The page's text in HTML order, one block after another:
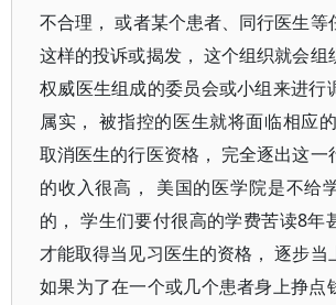
不合理， 或者某个患者、同行医生等
这样的投诉或揭发， 这个组织就会组
权威医生组成的委员会或小组来进行
属实， 被指控的医生就将面临相应
取消医生的行医资格， 完全逐出这一
的收入很高， 美国的医学院是不给
的， 学生们要付很高的学费苦读8年
才能取得当见习医生的资格， 逐步当
如果为了在一个或几个患者身上挣点